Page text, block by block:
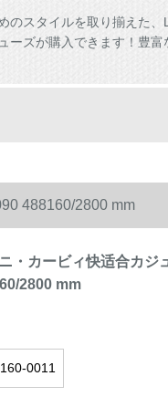
のスタイルを取り揃えた
ーズが購入できます！豊
488160/2800 mm
・カービィ快适合カジ
2800 mm
0011